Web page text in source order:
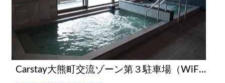
Carstay大熊町交流ゾーン第３駐車場（WiFi、温浴施設、コンビニ、飲食店街、コインランドリーすぐ）